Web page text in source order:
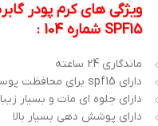
SPF15 شماره 104 :
ماندگاری 24 ساعته
دارای spf15 برای محافظت پوست در برابر اشعه های مضر آفتاب
دارای جلوه ای مات و بسیار زیبا
دارای پوشش دهی بسیار بالا